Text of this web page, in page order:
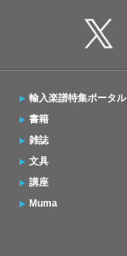
輸入楽譜特集ポータル
書籍
雑誌
文具
講座
Muma